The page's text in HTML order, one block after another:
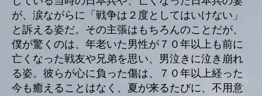
が、涙ながらに「戦争は２度としてはいけない」
と訴える姿だ。その主張はもちろんのことだが、
僕が驚くのは、年老いた男性が７０年以上も前に
亡くなった戦友や兄弟を思い、男泣きに泣き崩れ
る姿。彼らが心に負った傷は、７０年以上経った
今も癒えることはなく、夏が来るたびに、不用意